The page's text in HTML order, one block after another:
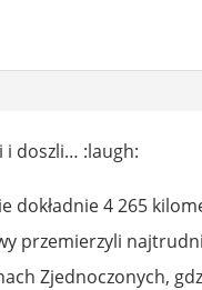
i doszli… :laugh:
dokładnie 4 265
przemierzyli
Zjednoczonych,